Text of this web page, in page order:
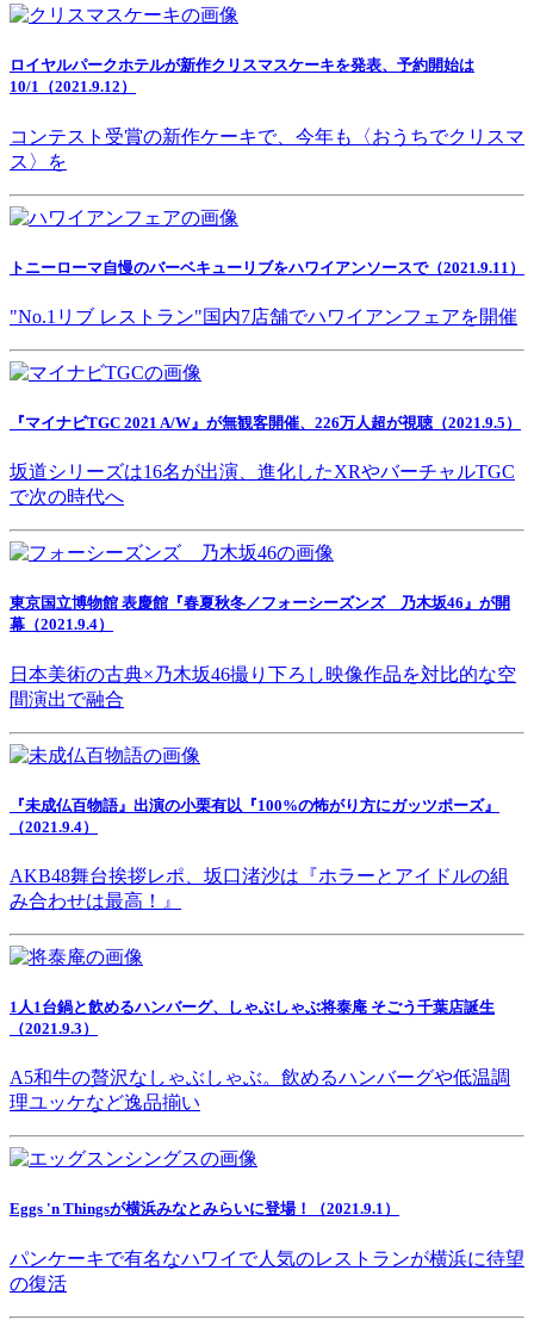
ロイヤルパークホテルが新作クリスマスケーキを発表、予約開始は
10/1（2021.9.12）
コンテスト受賞の新作ケーキで、今年も〈おうちでクリスマ
ス〉を
トニーローマ自慢のバーベキューリブをハワイアンソースで（2021.9.11）
"No.1リブ レストラン"国内7店舗でハワイアンフェアを開催
『マイナビTGC 2021 A/W』が無観客開催、226万人超が視聴（2021.9.5）
坂道シリーズは16名が出演、進化したXRやバーチャルTGC
で次の時代へ
東京国立博物館 表慶館『春夏秋冬／フォーシーズンズ 乃木坂46』が開
幕（2021.9.4）
日本美術の古典×乃木坂46撮り下ろし映像作品を対比的な空
間演出で融合
『未成仏百物語』出演の小栗有以『100%の怖がり方にガッツポーズ』
（2021.9.4）
AKB48舞台挨拶レポ、坂口渚沙は『ホラーとアイドルの組
み合わせは最高！』
1人1台鍋と飲めるハンバーグ、しゃぶしゃぶ将泰庵 そごう千葉店誕生
（2021.9.3）
A5和牛の贅沢なしゃぶしゃぶ。飲めるハンバーグや低温調
理ユッケなど逸品揃い
Eggs 'n Thingsが横浜みなとみらいに登場！（2021.9.1）
パンケーキで有名なハワイで人気のレストランが横浜に待望
の復活